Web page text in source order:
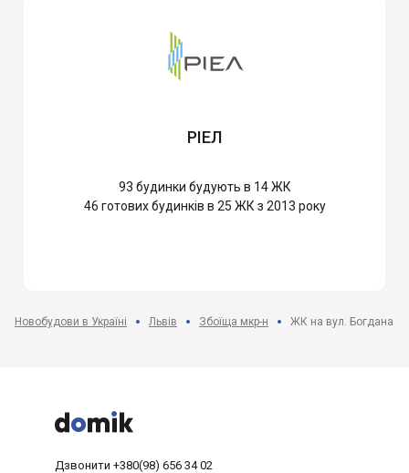
РІЕЛ
93 будинки будують в 14 ЖК
46 готових будинків в 25 ЖК з 2013 року
Новобудови в Україні Львів Збоїща мкр-н ЖК на вул. Богдана



Дзвонити +380(98) 656 34 02